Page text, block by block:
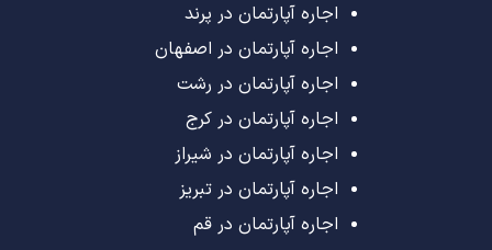
اجاره آپارتمان در پرند
اجاره آپارتمان در اصفهان
اجاره آپارتمان در رشت
اجاره آپارتمان در کرج
اجاره آپارتمان در شیراز
اجاره آپارتمان در تبریز
اجاره آپارتمان در قم